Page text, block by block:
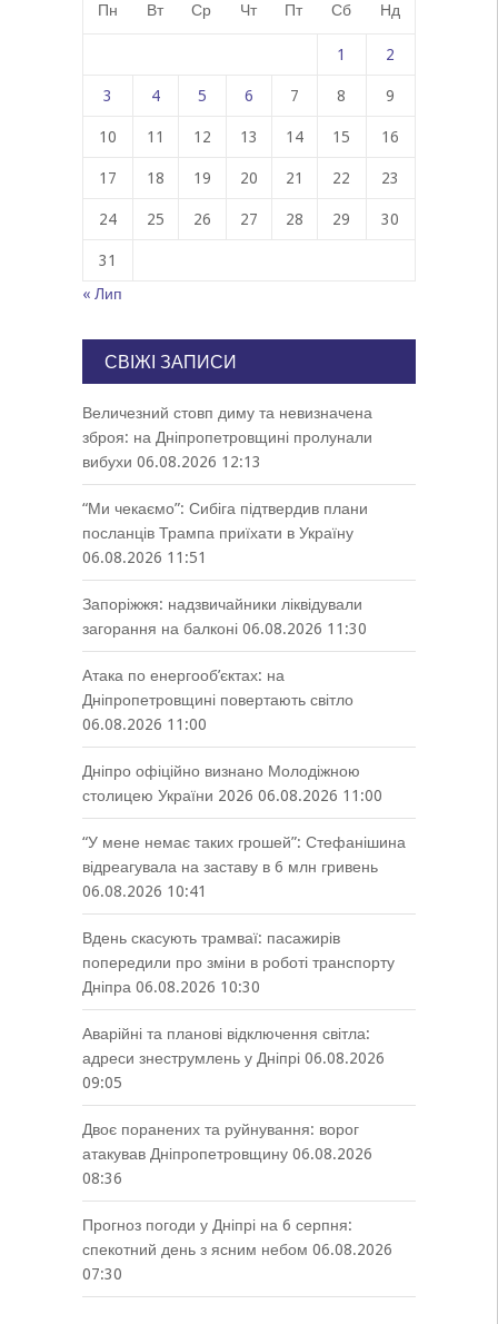
Пн Вт Ср Чт Пт Сб Нд
1 2
3 4 5 6 7 8 9
10 11 12 13 14 15 16
17 18 19 20 21 22 23
24 25 26 27 28 29 30
31
« Лип
СВІЖІ ЗАПИСИ
Величезний стовп диму та невизначена
зброя: на Дніпропетровщині пролунали
вибухи 06.08.2026 12:13
“Ми чекаємо”: Сибіга підтвердив плани
посланців Трампа приїхати в Україну
06.08.2026 11:51
Запоріжжя: надзвичайники ліквідували
загорання на балконі 06.08.2026 11:30
Атака по енергооб’єктах: на
Дніпропетровщині повертають світло
06.08.2026 11:00
Дніпро офіційно визнано Молодіжною
столицею України 2026 06.08.2026 11:00
“У мене немає таких грошей”: Стефанішина
відреагувала на заставу в 6 млн гривень
06.08.2026 10:41
Вдень скасують трамваї: пасажирів
попередили про зміни в роботі транспорту
Дніпра 06.08.2026 10:30
Аварійні та планові відключення світла:
адреси знеструмлень у Дніпрі 06.08.2026
09:05
Двоє поранених та руйнування: ворог
атакував Дніпропетровщину 06.08.2026
08:36
Прогноз погоди у Дніпрі на 6 серпня:
спекотний день з ясним небом 06.08.2026
07:30